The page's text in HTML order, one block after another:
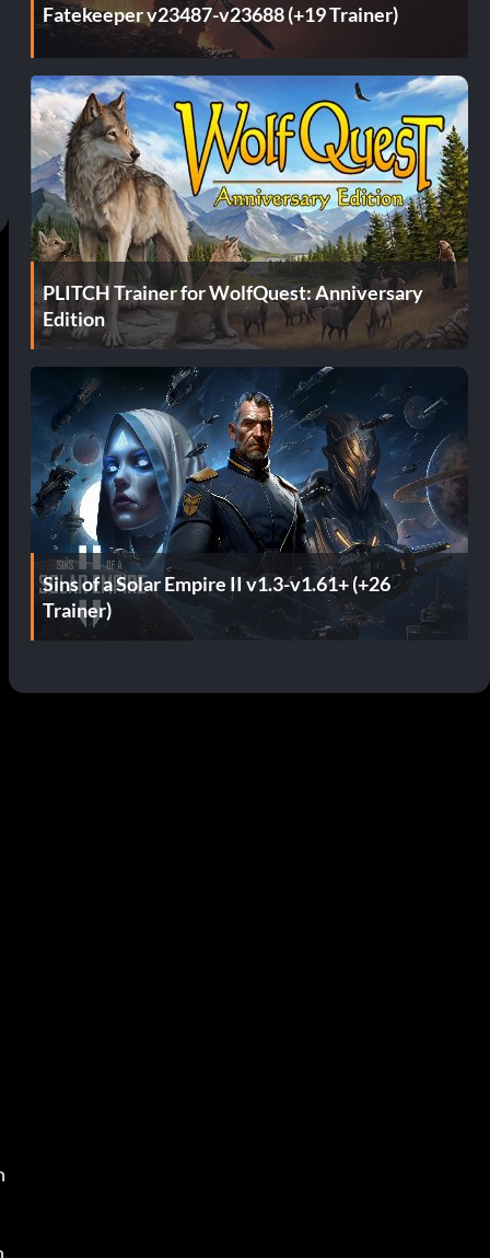
Fatekeeper v23487-v23688 (+19 Trainer)
PLITCH Trainer for WolfQuest: Anniversary
Edition
Sins of a Solar Empire II v1.3-v1.61+ (+26
Trainer)